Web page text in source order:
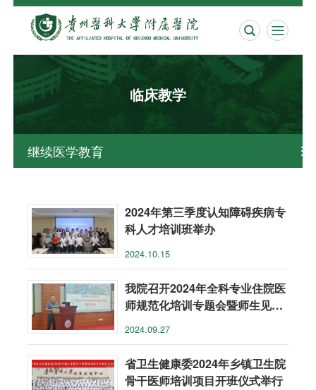
 
临床教学
继续医学教育 
2024年第三季度认知障碍疾病专
科人才培训班举办
2024.10.15
我院召开2024年全科专业住院医
师规范化培训专题会暨师生见面
2024.09.27
省卫生健康委2024年乡镇卫生院
骨干医师培训项目开班仪式举行